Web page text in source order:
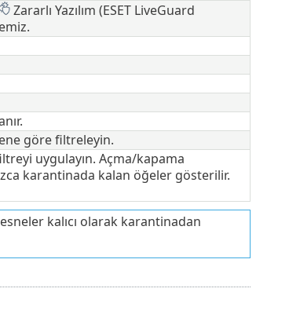
Zararlı Yazılım (ESET LiveGuard
göre filtreleyin.
uygulayın. Açma/kapama
karantinada kalan öğeler gösterilir.
kalıcı olarak karantinadan